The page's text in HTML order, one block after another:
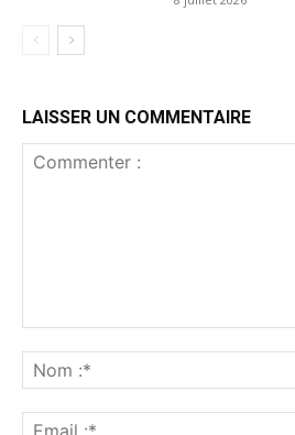
LAISSER UN COMMENTAIRE